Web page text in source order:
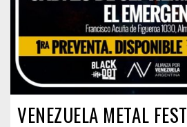
VENEZUELA METAL FEST